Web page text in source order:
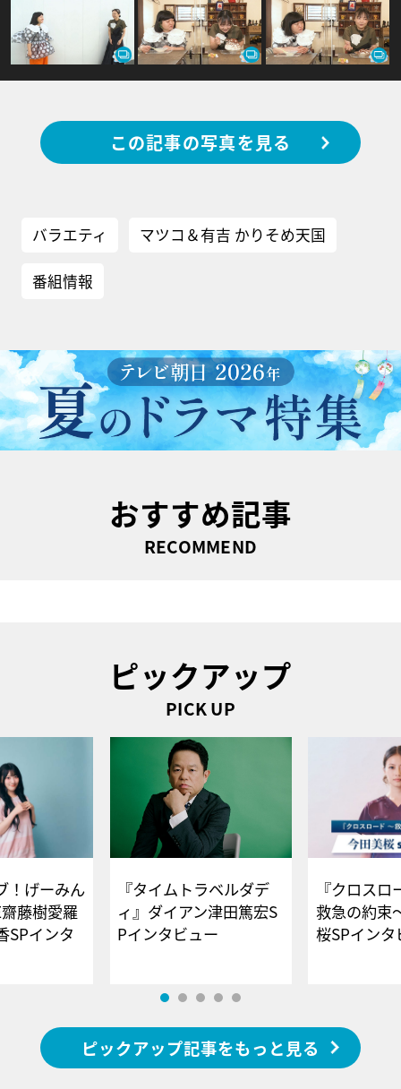
この記事の写真を見る
バラエティ マツコ＆有吉 かりそめ天国
番組情報
おすすめ記事
RECOMMEND
ピックアップ
PICK UP
！げーみん
藤樹愛羅
SPインタ
『タイムトラベルダデ
ィ』ダイアン津田篤宏S
Pインタビュー
『クロス
救急の約束
桜SPイ
ピックアップ記事をもっと見る